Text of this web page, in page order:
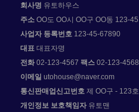
회사명 유토하우스
주소 OO도 OO시 OO구 OO동 123-45
사업자 등록번호 123-45-67890
대표 대표자명
전화 02-123-4567 팩스 02-123-4568
이메일 utohouse@naver.com
통신판매업신고번호 제 OO구 - 123호
개인정보 보호책임자유토맨